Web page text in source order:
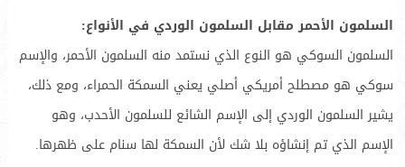
السلمون الأحمر مقابل السلمون الوردي في الأنواع:
السلمون السوكي هو النوع الذي نستمد منه السلمون الأحمر، والإسم
سوكي هو مصطلح أمريكي أصلي يعني السمكة الحمراء، ومع ذلك،
يشير السلمون الوردي إلى الإسم الشائع للسلمون الأحدب، وهو
الإسم الذي تم إنشاؤه بلا شك لأن السمكة لها سنام على ظهرها.